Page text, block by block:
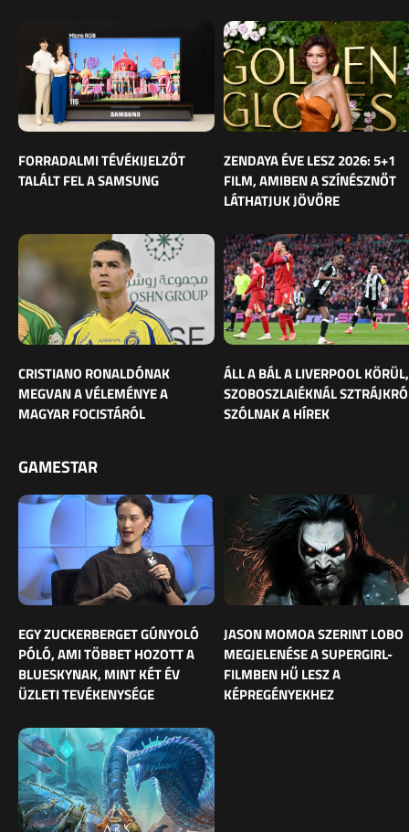
FORRADALMI TÉVÉKIJELZŐT
TALÁLT FEL A SAMSUNG
ZENDAYA ÉVE LESZ 2026: 5+1
FILM, AMIBEN A SZÍNÉSZNŐT
LÁTHATJUK JÖVŐRE
CRISTIANO RONALDÓNAK
MEGVAN A VÉLEMÉNYE A
MAGYAR FOCISTÁRÓL
ÁLL A BÁL A LIVERPOOL KÖRÜL,
SZOBOSZLAIÉKNÁL
SZÓLNAK A HÍREK
GAMESTAR
EGY ZUCKERBERGET GÚNYOLÓ
PÓLÓ, AMI TÖBBET HOZOTT A
BLUESKYNAK, MINT KÉT ÉV
ÜZLETI TEVÉKENYSÉGE
JASON MOMOA SZERINT LOBO
MEGJELENÉSE A SUPERGIRL-
FILMBEN HŰ LESZ A
KÉPREGÉNYEKHEZ